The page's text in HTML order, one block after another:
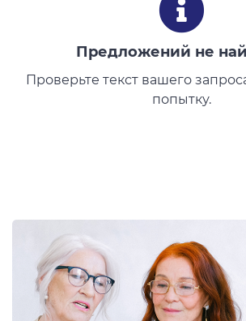
Предложений не
Проверьте текст вашего
попытку.